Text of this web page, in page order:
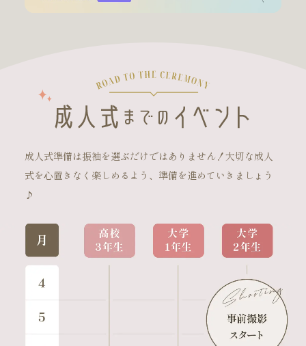
成人式準備は振袖を選ぶだけではありません！大切な成人
式を心置きなく楽しめるよう、準備を進めていきましょう
♪